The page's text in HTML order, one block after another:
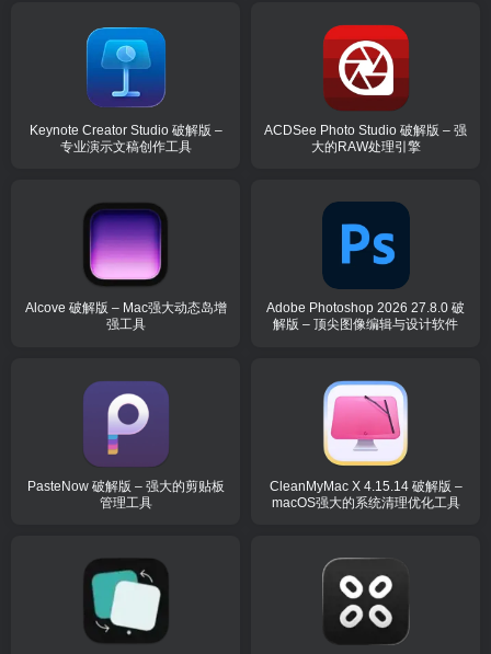
Keynote Creator Studio 破解版 –
专业演示文稿创作工具
ACDSee Photo Studio 破解版 – 强
大的RAW处理引擎
Alcove 破解版 – Mac强大动态岛增
强工具
Adobe Photoshop 2026 27.8.0 破
解版 – 顶尖图像编辑与设计软件
PasteNow 破解版 – 强大的剪贴板
管理工具
CleanMyMac X 4.15.14 破解版 –
macOS强大的系统清理优化工具